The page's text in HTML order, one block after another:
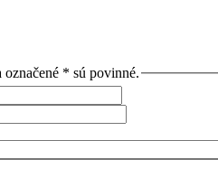
* sú povinné.